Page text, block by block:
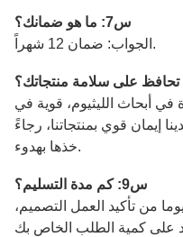
س7: ما هو ضمانك؟
الجواب: ضمان 12 شهراً.
الخبرة في أبحاث الليثيوم، قوية في
إيمان قوي بمنتجاتنا، رجاءً
خذها بهدوء.
س9: كم مدة التسليم؟
ج9: الطلبات الجماعية عادة بعد 25 يوما من تأكيد العمل التصميم،